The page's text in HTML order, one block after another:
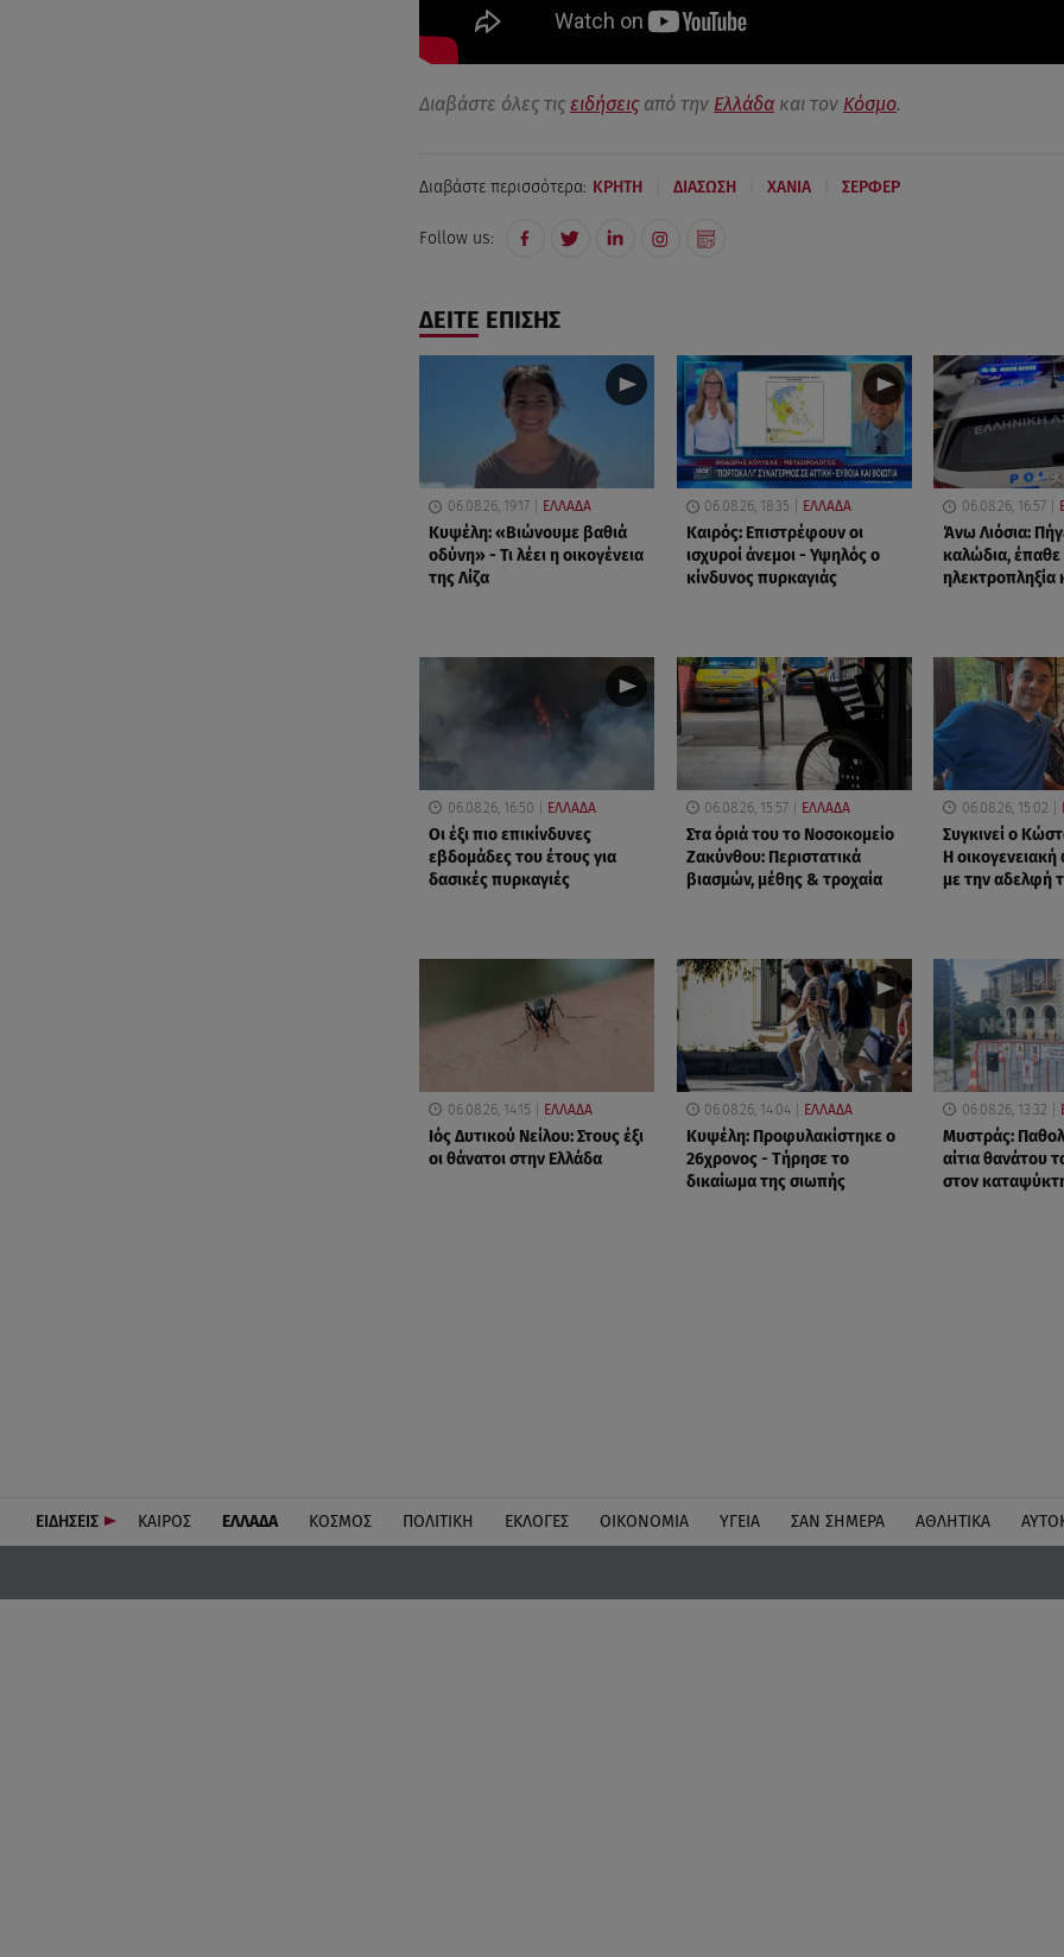
Διαβάστε όλες τις ειδήσειςαπό την Ελλάδακαι τον Κόσμο.
Διαβάστε περισσότερα: ΚΡΗΤΗ ΔΙΑΣΩΣΗ ΧΑΝΙΑ ΣΕΡΦΕΡ
Follow us:
ΔΕΙΤΕ ΕΠΙΣΗΣ
06.08.26, 19:17 ΕΛΛΑΔΑ
Κυψέλη: «Βιώνουμε βαθιά
οδύνη» - Τι λέει η οικογένεια
της Λίζα
06.08.26, 18:35 ΕΛΛΑΔΑ
Καιρός: Επιστρέφουν οι
ισχυροί άνεμοι - Υψηλός ο
κίνδυνος πυρκαγιάς
06.08.26, 16:57
Άνω Λιόσια:
καλώδια, έπαθε
ηλεκτροπληξία
06.08.26, 16:50 ΕΛΛΑΔΑ
Οι έξι πιο επικίνδυνες
εβδομάδες του έτους για
δασικές πυρκαγιές
06.08.26, 15:57 ΕΛΛΑΔΑ
Στα όριά του το Νοσοκομείο
Ζακύνθου: Περιστατικά
βιασμών, μέθης & τροχαία
06.08.26, 15:02
Συγκινεί ο
Η
με την αδελφή
06.08.26, 14:15 ΕΛΛΑΔΑ
Ιός Δυτικού Νείλου: Στους έξι
οι θάνατοι στην Ελλάδα
06.08.26, 14:04 ΕΛΛΑΔΑ
Κυψέλη: Προφυλακίστηκε ο
26χρονος - Τήρησε το
δικαίωμα της σιωπής
06.08.26, 13:32
Μυστράς:
αίτια θανάτου
στον
ΕΙΔΗΣΕΙΣ ΚΑΙΡΟΣ ΕΛΛΑΔΑ ΚΟΣΜΟΣ ΠΟΛΙΤΙΚΗ ΕΚΛΟΓΕΣ ΟΙΚΟΝΟΜΙΑ ΥΓΕΙΑ ΣΑΝ ΣΗΜΕΡΑ ΑΘΛΗΤΙΚΑ